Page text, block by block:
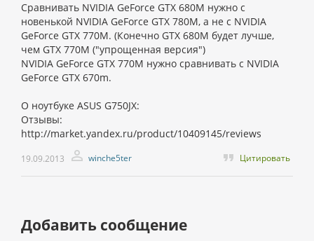
Сравнивать NVIDIA GeForce GTX 680M нужно с
новенькой NVIDIA GeForce GTX 780M, а не с NVIDIA
GeForce GTX 770M. (Конечно GTX 680M будет лучше,
чем GTX 770M ("упрощенная версия")
NVIDIA GeForce GTX 770M нужно сравнивать c NVIDIA
GeForce GTX 670m.
О ноутбуке ASUS G750JX:
Отзывы:
http://market.yandex.ru/product/10409145/reviews
19.09.2013 winche5ter Цитировать
Добавить сообщение